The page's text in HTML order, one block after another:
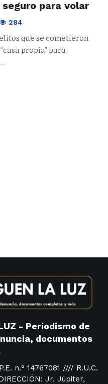
para volar
284
que se cometieron
propia” para
- Periodismo de
documentos
n.° 14767081 //// R.U.C.
Jr. Júpiter,